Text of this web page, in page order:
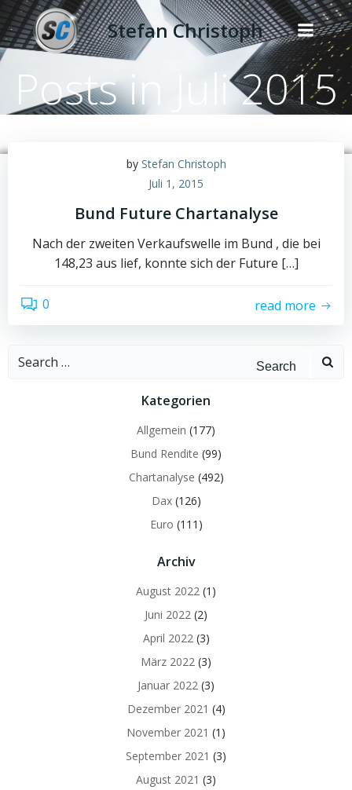
Zum
Inhalt
springen
Stefan Christoph
Posts in Juli 2015
by Stefan Christoph
Juli 1, 2015
Bund Future Chartanalyse
Nach der zweiten Verkaufswelle im Bund , die bei
148,23 aus lief, konnte sich der Future […]
0 read more
Search
Kategorien
Allgemein (177)
Bund Rendite (99)
Chartanalyse (492)
Dax(126)
Euro (111)
Archiv
August 2022 (1)
Juni 2022 (2)
April 2022(3)
März 2022 (3)
Januar 2022 (3)
Dezember 2021 (4)
November 2021 (1)
September 2021 (3)
August 2021 (3)